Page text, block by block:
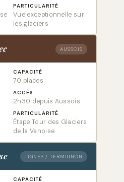
PARTICULARITÉ
Vue exceptionnelle sur
les glaciers
AUSSOIS
CAPACITÉ
70 places
ACCÈS
2h30 depuis Aussois
PARTICULARITÉ
Étape Tour des Glaciers
de la Vanoise
TIGNES / TERMIGNON
CAPACITÉ